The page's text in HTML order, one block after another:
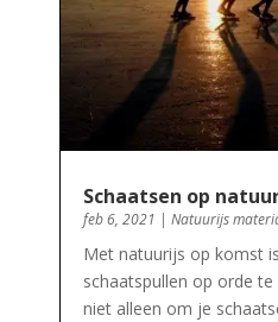
Schaatsen op
feb 6, 2021 | Natuurijs
Met natuurijs op komst
schaatspullen op orde
niet alleen om je